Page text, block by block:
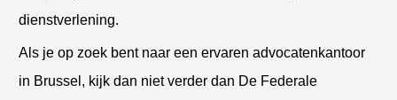
dienstverlening.
Als je op zoek bent naar een ervaren advocatenkantoor
in Brussel, kijk dan niet verder dan De Federale